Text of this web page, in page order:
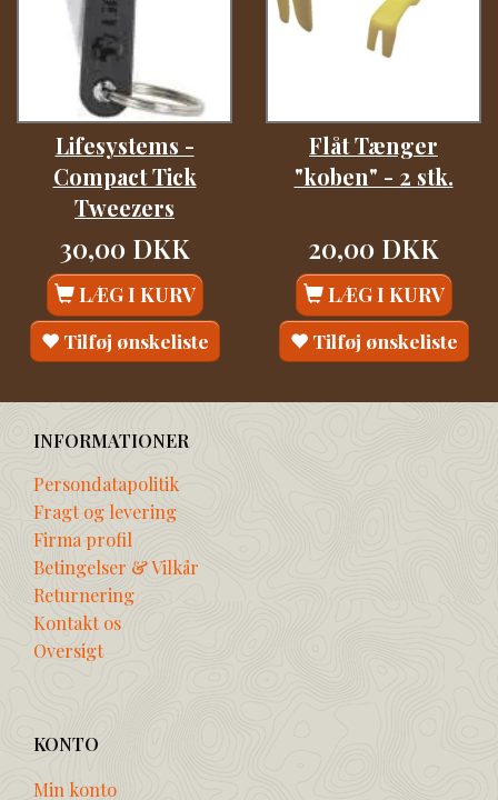
Lifesystems -
Compact Tick
Tweezers
30,00 DKK
LÆG I KURV
Tilføj ønskeliste
Flåt Tænger
"koben" - 2 stk.
20,00 DKK
LÆG I KURV
Tilføj ønskeliste
INFORMATIONER
Persondatapolitik
Fragt og levering
Firma profil
Betingelser & Vilkår
Returnering
Kontakt os
Oversigt
KONTO
Min konto